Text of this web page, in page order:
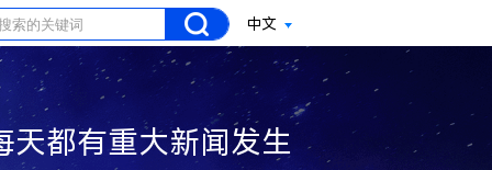
中文
天都有重大新闻发生